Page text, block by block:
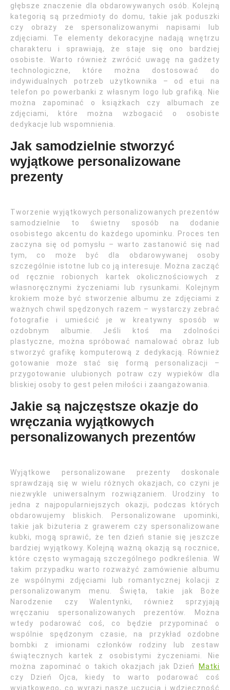
głębsze znaczenie dla obdarowywanych osób. Kolejną
kategorią są przedmioty do domu, takie jak poduszki
czy obrazy ze spersonalizowanymi napisami lub
zdjęciami. Te elementy dekoracyjne nadają wnętrzu
charakteru i sprawiają, że staje się ono bardziej
osobiste. Warto również zwrócić uwagę na gadżety
technologiczne, które można dostosować do
indywidualnych potrzeb użytkownika – od etui na
telefon po powerbanki z własnym logo lub grafiką. Nie
można zapominać o książkach czy albumach ze
zdjęciami, które można wzbogacić o osobiste
dedykacje lub wspomnienia.
Jak samodzielnie stworzyć
wyjątkowe personalizowane
prezenty
Tworzenie wyjątkowych personalizowanych prezentów
samodzielnie to świetny sposób na dodanie
osobistego akcentu do każdego upominku. Proces ten
zaczyna się od pomysłu – warto zastanowić się nad
tym, co może być dla obdarowywanej osoby
szczególnie istotne lub co ją interesuje. Można zacząć
od ręcznie robionych kartek okolicznościowych z
własnoręcznymi życzeniami lub rysunkami. Kolejnym
krokiem może być stworzenie albumu ze zdjęciami z
ważnych chwil spędzonych razem – wystarczy zebrać
fotografie i umieścić je w kreatywny sposób w
ozdobnym albumie. Jeśli ktoś ma zdolności
plastyczne, można spróbować namalować obraz lub
stworzyć grafikę komputerową z dedykacją. Również
gotowanie może stać się formą personalizacji –
przygotowanie ulubionych potraw czy wypieków dla
bliskiej osoby to gest pełen miłości i zaangażowania.
Jakie są najczęstsze okazje do
wręczania wyjątkowych
personalizowanych prezentów
Wyjątkowe personalizowane prezenty doskonale
sprawdzają się w wielu różnych okazjach, co czyni je
niezwykle uniwersalnym rozwiązaniem. Urodziny to
jedna z najpopularniejszych okazji, podczas których
obdarowujemy bliskich. Personalizowane upominki,
takie jak biżuteria z grawerem czy spersonalizowane
kubki, mogą sprawić, że ten dzień stanie się jeszcze
bardziej wyjątkowy. Kolejną ważną okazją są rocznice,
które często wymagają szczególnego podkreślenia. W
takim przypadku warto rozważyć zamówienie albumu
ze wspólnymi zdjęciami lub romantycznej kolacji z
personalizowanym menu. Święta, takie jak Boże
Narodzenie czy Walentynki, również sprzyjają
wręczaniu spersonalizowanych prezentów. Można
wtedy podarować coś, co będzie przypominać o
wspólnie spędzonym czasie, na przykład ozdobne
bombki z imionami członków rodziny lub zestaw
świątecznych kartek z osobistymi życzeniami. Nie
można zapominać o takich okazjach jak Dzień
Matki
czy Dzień Ojca, kiedy to warto podarować coś
wyjątkowego, co wyrazi nasze uczucia i wdzięczność